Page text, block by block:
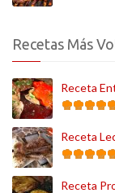
Recetas Más
Receta
Receta
Receta